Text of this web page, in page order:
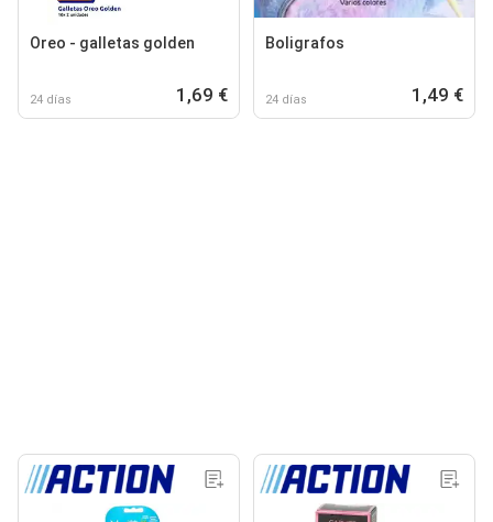
Oreo - galletas golden
24 días 1,69 €
Boligrafos
24 días 1,49 €